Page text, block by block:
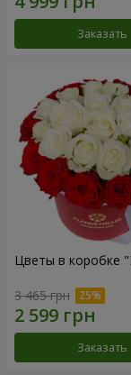
Заказать
Цветы в коробке
3 465 грн
Заказать